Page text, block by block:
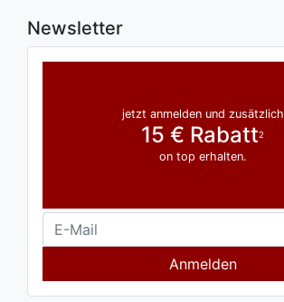
Newsletter
jetzt anmelden und zusätzlich
15 € Rabatt2
on top erhalten.
Anmelden